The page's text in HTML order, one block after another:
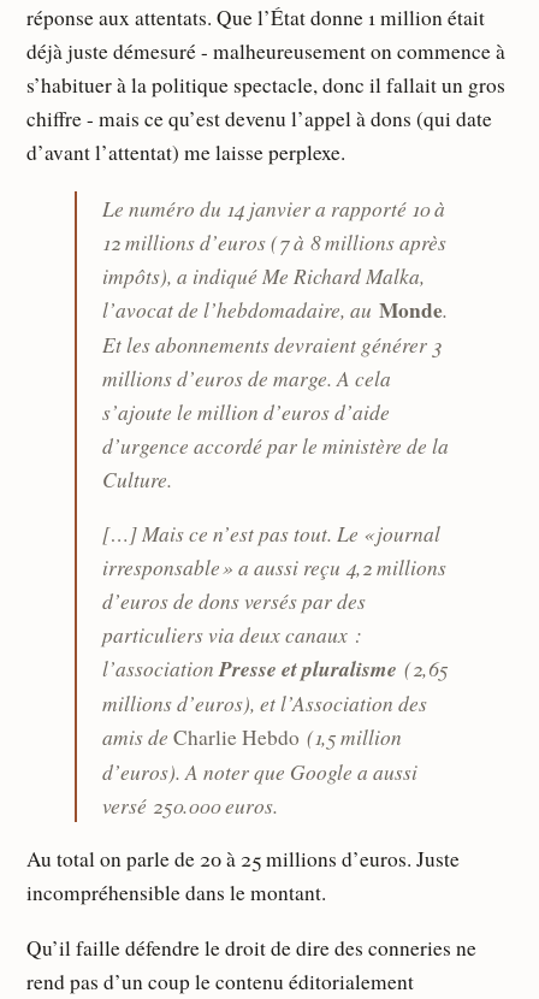
réponse aux attentats. Que l’État donne 1 million était
déjà juste démesuré - malheureusement on commence à
s’habituer à la politique spectacle, donc il fallait un gros
chiffre - mais ce qu’est devenu l’appel à dons (qui date
d’avant l’attentat) me laisse perplexe.
Le numéro du 14 janvier a rapporté 10 à
12 millions d’euros (7 à 8 millions après
impôts), a indiqué Me Richard Malka,
l’avocat de l’hebdomadaire, auMonde.
Et les abonnements devraient générer 3
millions d’euros de marge. A cela
s’ajoute le million d’euros d’aide
d’urgence accordé par le ministère de la
Culture.
[…] Mais ce n’est pas tout. Le « journal
irresponsable » a aussi reçu 4,2 millions
d’euros de dons versés par des
particuliers via deux canaux :
l’associationPresse et pluralisme (2,65
millions d’euros), et l’Association des
amis deCharlie Hebdo (1,5 million
d’euros). A noter que Google a aussi
versé 250.000 euros.
Au total on parle de 20 à 25 millions d’euros. Juste
incompréhensible dans le montant.
Qu’il faille défendre le droit de dire des conneries ne
rend pas d’un coup le contenu éditorialement